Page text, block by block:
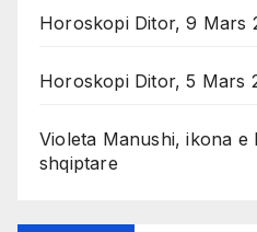
Horoskopi Ditor, 9 Mars
Horoskopi Ditor, 5 Mars
Violeta Manushi, ikona e
shqiptare